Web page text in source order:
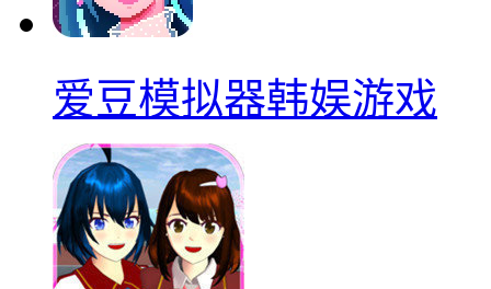
爱豆模拟器韩娱游戏